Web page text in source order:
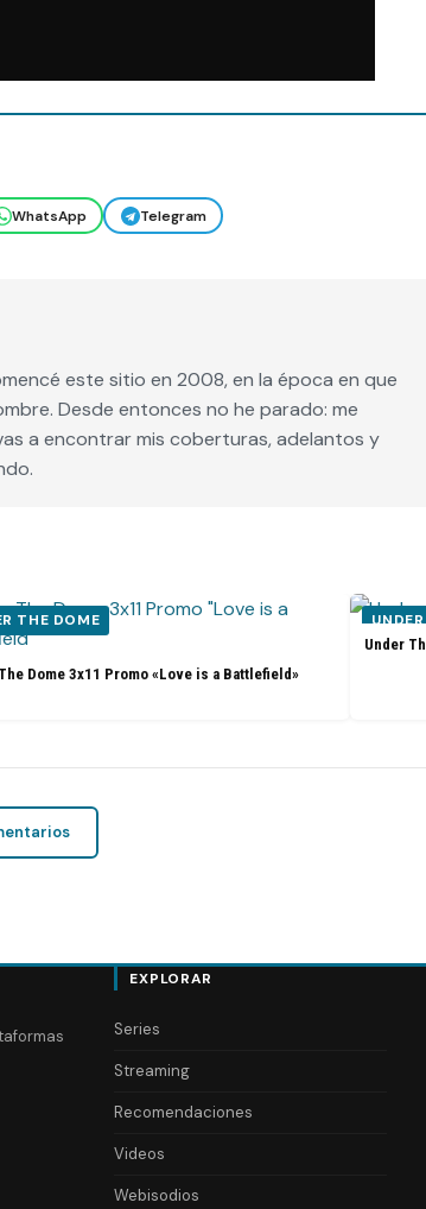
WhatsApp Telegram
este sitio en 2008, en la época en que
Desde entonces no he parado: me
a encontrar mis coberturas, adelantos y
THE DOME
Dome 3x11 Promo «Love is a Battlefield»
Under
EXPLORAR
Series
Streaming
Recomendaciones
Videos
Webisodios